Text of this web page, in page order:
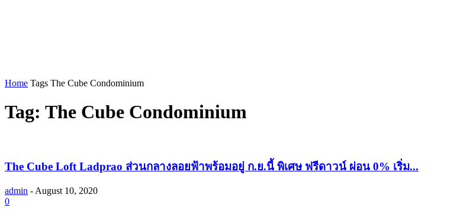
Home Tags The Cube Condominium
Tag: The Cube Condominium
The Cube Loft Ladprao ส่วนกลางลอยฟ้าพร้อมอยู่ ก.ย.นี้ พิเศษ ฟรีดาวน์ ผ่อน 0% เริ่ม...
admin - August 10, 2020
0